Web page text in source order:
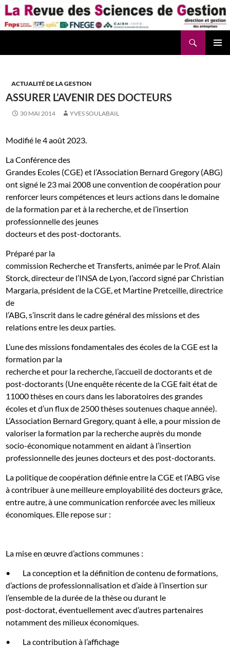
Aller
au
contenu
ACTUALITÉ DE LA GESTION
ASSURER L’AVENIR DES DOCTEURS
30 MAI 2014 YVES SOULABAIL
Modifié le 4 août 2023.
La Conférence des
Grandes Ecoles (CGE) et l’Association Bernard Gregory (ABG)
ont signé le 23 mai 2008 une convention de coopération pour
renforcer leurs compétences et leurs actions dans le domaine
de la formation par et à la recherche, et de l’insertion
professionnelle des jeunes
docteurs et des post-doctorants.
Préparé par la
commission Recherche et Transferts, animée par le Prof. Alain
Storck, directeur de l’INSA de Lyon, l’accord signé par Christian
Margaria, président de la CGE, et Martine Pretceille, directrice
de
l’ABG, s’inscrit dans le cadre général des missions et des
relations entre les deux parties.
L’une des missions fondamentales des écoles de la CGE est la
formation par la
recherche et pour la recherche, l’accueil de doctorants et de
post-doctorants (Une enquête récente de la CGE fait état de
11000 thèses en cours dans les laboratoires des grandes
écoles et d’un flux de 2500 thèses soutenues chaque année).
L’Association Bernard Gregory, quant à elle, a pour mission de
valoriser la formation par la recherche auprès du monde
socio-économique notamment en aidant à l’insertion
professionnelle des jeunes docteurs et des post-doctorants.
La politique de coopération définie entre la CGE et l’ABG vise
à contribuer à une meilleure employabilité des docteurs grâce,
entre autre, à une communication renforcée avec les milieux
économiques. Elle repose sur :
La mise en œuvre d’actions communes :
•
La conception et la définition de contenu de formations,
d’actions de professionnalisation et d’aide à l’insertion sur
l’ensemble de la durée de la thèse ou durant le
post-doctorat, éventuellement avec d’autres partenaires
notamment des milieux économiques.
•
La contribution à l’affichage